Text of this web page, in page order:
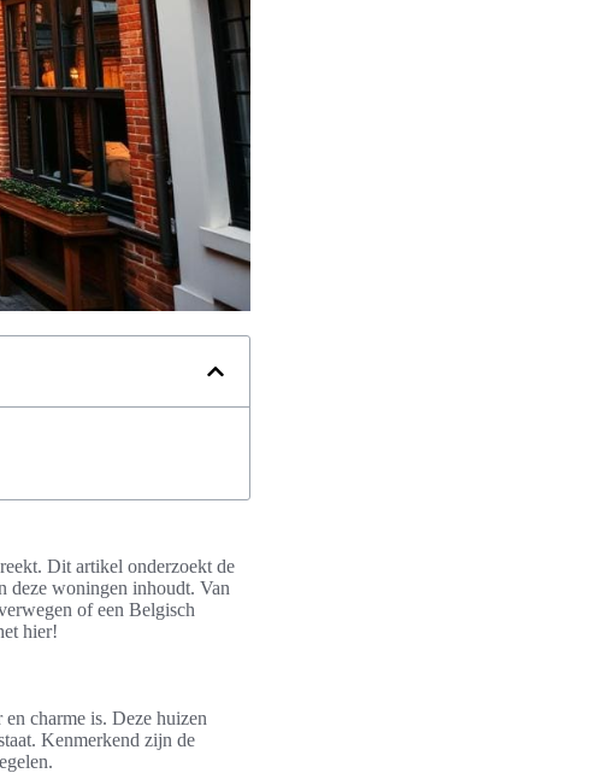
Dit artikel onderzoekt de
deze woningen inhoudt. Van
of een Belgisch
hier!
charme is. Deze huizen
Kenmerkend zijn de